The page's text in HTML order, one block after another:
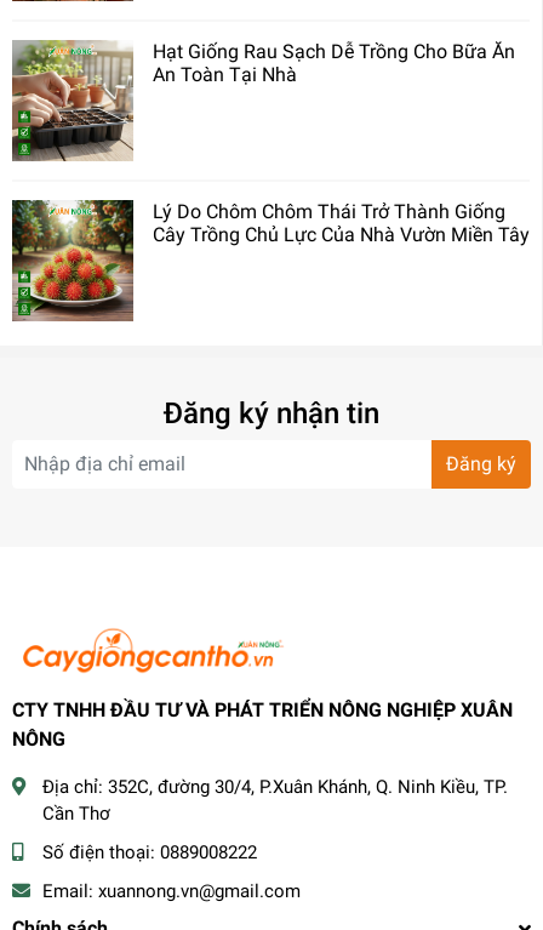
Hạt Giống Rau Sạch Dễ Trồng Cho Bữa Ăn
An Toàn Tại Nhà
Lý Do Chôm Chôm Thái Trở Thành Giống
Cây Trồng Chủ Lực Của Nhà Vườn Miền Tây
Đăng ký nhận tin
Đăng ký
CTY TNHH ĐẦU TƯ VÀ PHÁT TRIỂN NÔNG NGHIỆP XUÂN
NÔNG
Địa chỉ: 352C, đường 30/4, P.Xuân Khánh, Q. Ninh Kiều, TP.
Cần Thơ
Số điện thoại: 0889008222
Email: xuannong.vn@gmail.com